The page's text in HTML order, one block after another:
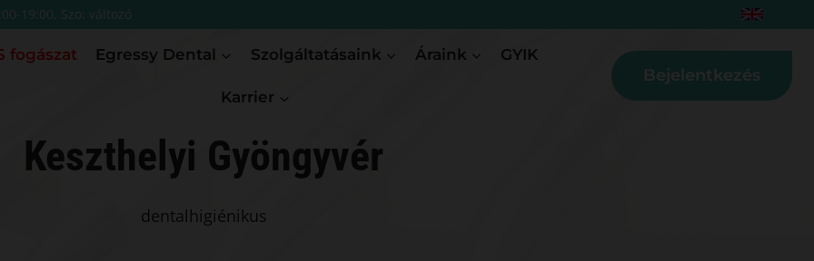
19:00, Szo: változó
fogászat Egressy Dental Szolgáltatásaink Áraink GYIK
Karrier
Bejelentkezés
Keszthelyi Gyöngyvér
dentalhigiénikus